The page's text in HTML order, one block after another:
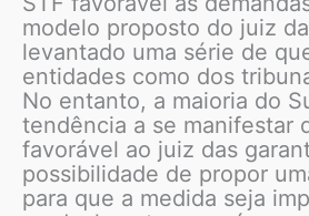
modelo proposto do juiz
levantado uma série de
entidades como dos
No entanto, a maioria do
tendência a se manifestar
favorável ao juiz das
possibilidade de propor
para que a medida seja